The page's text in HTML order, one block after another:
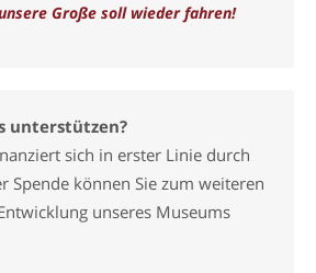
Große soll wieder fahren!
unterstützen?
sich in erster Linie durch
Spende können Sie zum weiteren
unseres Museums